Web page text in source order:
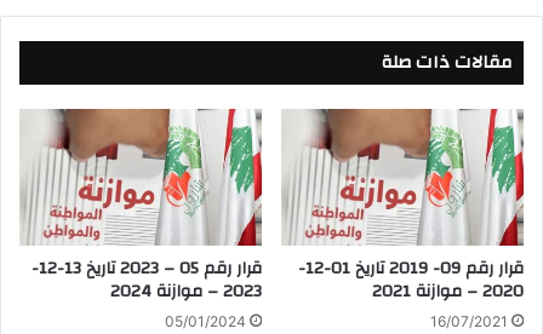
مقالات ذات صلة
قرار رقم 09- 2019 تاريخ 01-12-
2020 – موازنة 2021
16/07/2021
قرار رقم 05 – 2023 تاريخ 13-12-
2023 – موازنة 2024
05/01/2024